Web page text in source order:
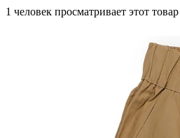
1 человек просматривает этот товар